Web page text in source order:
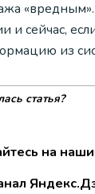
и сейчас,
из
статья?
на